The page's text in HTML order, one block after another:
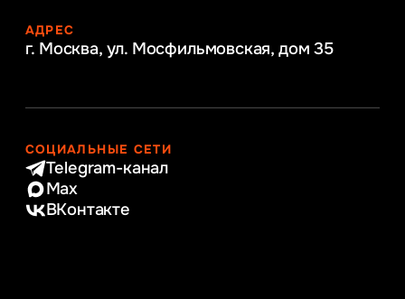
АДРЕС
г. Москва, ул. Мосфильмовская, дом 35
СОЦИАЛЬНЫЕ СЕТИ
Telegram-канал
Max
ВКонтакте